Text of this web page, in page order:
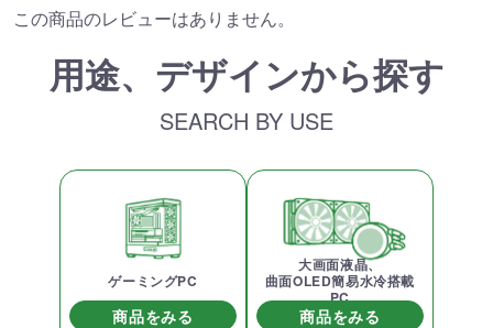
この商品のレビューはありません。
用途、デザインから探す
SEARCH BY USE
ゲーミングPC
商品をみる
大画面液晶、
曲面OLED簡易水冷搭載
PC
商品をみる